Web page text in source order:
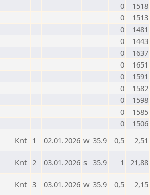
0
1518
0
1513
0
1481
0
1443
0
1637
0
1651
0
1591
0
1582
0
1598
0
1585
0
1506
Knt 1 02.01.2026 w 35.9 0,5 2,51
Knt 2 03.01.2026 s 35.9 1 21,88
Knt 3 03.01.2026 w 35.9 0,5 2,15